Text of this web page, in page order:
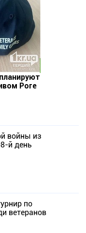
Роге
войны из
й день
по
ветеранов